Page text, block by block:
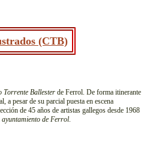
(CTB)
Torrente Ballester de Ferrol. De forma itinerante
a pesar de su parcial puesta en escena
de 45 años de artistas gallegos desde 1968
ayuntamiento de Ferrol.